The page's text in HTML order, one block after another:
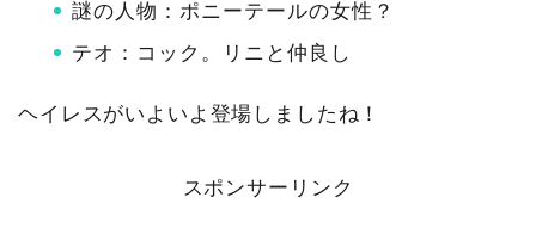
謎の人物：ポニーテールの女性？
テオ：コック。リニと仲良し
ヘイレスがいよいよ登場しましたね！
スポンサーリンク